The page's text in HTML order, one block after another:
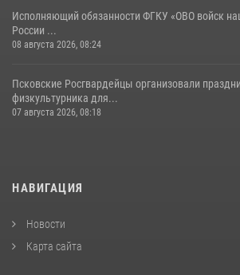
Исполняющий обязанности ФГКУ «ОВО войск
России ...
08 августа 2026, 08:24
Псковские Росгвардейцы организовали
физкультурника для...
07 августа 2026, 08:18
НАВИГАЦИЯ
Новости
Карта сайта